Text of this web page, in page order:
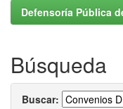
Defensoría Pública
Búsqueda
Buscar: